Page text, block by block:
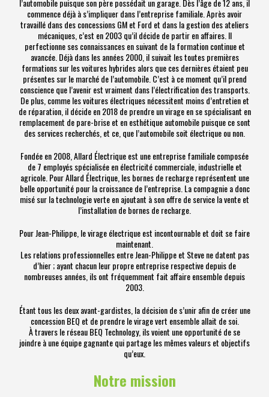
l’automobile puisque son père possédait un garage. Dès l’âge de 12 ans, il
commence déjà à s’impliquer dans l’entreprise familiale. Après avoir
travaillé dans des concessions GM et Ford et dans la gestion des ateliers
mécaniques, c’est en 2003 qu’il décide de partir en affaires. Il
perfectionne ses connaissances en suivant de la formation continue et
avancée. Déjà dans les années 2000, il suivait les toutes premières
formations sur les voitures hybrides alors que ces dernières étaient peu
présentes sur le marché de l’automobile. C’est à ce moment qu’il prend
conscience que l’avenir est vraiment dans l’électrification des transports.
De plus, comme les voitures électriques nécessitent moins d’entretien et
de réparation, il décide en 2018 de prendre un virage en se spécialisant en
remplacement de pare-brise et en esthétique automobile puisque ce sont
des services recherchés, et ce, que l’automobile soit électrique ou non.
Fondée en 2008, Allard Électrique est une entreprise familiale composée
de 7 employés spécialisée en électricité commerciale, industrielle et
agricole. Pour Allard Électrique, les bornes de recharge représentent une
belle opportunité pour la croissance de l’entreprise. La compagnie a donc
misé sur la technologie verte en ajoutant à son offre de service la vente et
l’installation de bornes de recharge.
Pour Jean-Philippe, le virage électrique est incontournable et doit se faire
maintenant.
Les relations professionnelles entre Jean-Philippe et Steve ne datent pas
d’hier ; ayant chacun leur propre entreprise respective depuis de
nombreuses années, ils ont fréquemment fait affaire ensemble depuis
2003.
Étant tous les deux avant-gardistes, la décision de s’unir afin de créer une
concession BEQ et de prendre le virage vert ensemble allait de soi.
À travers le réseau BEQ Technology, ils voient une opportunité de se
joindre à une équipe gagnante qui partage les mêmes valeurs et objectifs
qu’eux.
Notre mission